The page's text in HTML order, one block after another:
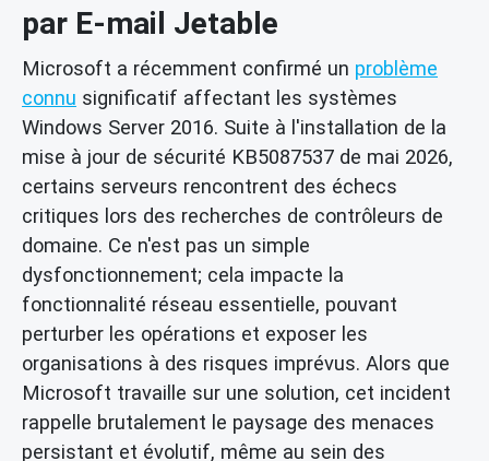
par E-mail Jetable
Microsoft a récemment confirmé un problème
connu significatif affectant les systèmes
Windows Server 2016. Suite à l'installation de la
mise à jour de sécurité KB5087537 de mai 2026,
certains serveurs rencontrent des échecs
critiques lors des recherches de contrôleurs de
domaine. Ce n'est pas un simple
dysfonctionnement; cela impacte la
fonctionnalité réseau essentielle, pouvant
perturber les opérations et exposer les
organisations à des risques imprévus. Alors que
Microsoft travaille sur une solution, cet incident
rappelle brutalement le paysage des menaces
persistant et évolutif, même au sein des